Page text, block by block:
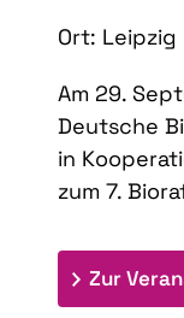
Ort: Leipzig
Am 29.
Deutsche
in
zum 7.
Zur